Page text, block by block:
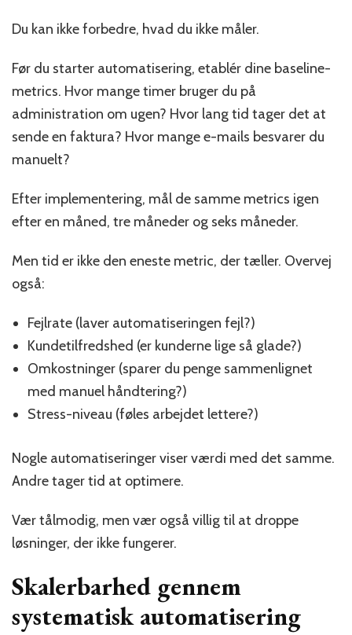
Du kan ikke forbedre, hvad du ikke måler.
Før du starter automatisering, etablér dine baseline-
metrics. Hvor mange timer bruger du på
administration om ugen? Hvor lang tid tager det at
sende en faktura? Hvor mange e-mails besvarer du
manuelt?
Efter implementering, mål de samme metrics igen
efter en måned, tre måneder og seks måneder.
Men tid er ikke den eneste metric, der tæller. Overvej
også:
Fejlrate (laver automatiseringen fejl?)
Kundetilfredshed (er kunderne lige så glade?)
Omkostninger (sparer du penge sammenlignet
med manuel håndtering?)
Stress-niveau (føles arbejdet lettere?)
Nogle automatiseringer viser værdi med det samme.
Andre tager tid at optimere.
Vær tålmodig, men vær også villig til at droppe
løsninger, der ikke fungerer.
Skalerbarhed gennem
systematisk automatisering